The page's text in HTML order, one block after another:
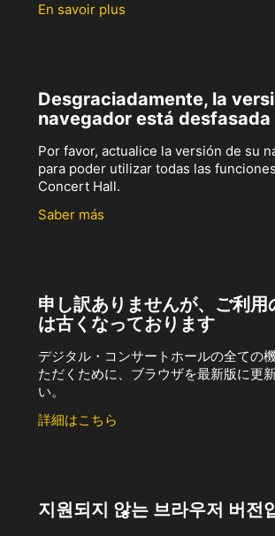
En savoir plus
Desgraciadamente, la
navegador está desfasada
Por favor, actualice la versión de su
para poder utilizar todas las
Concert Hall.
Saber más
申し訳ありませんが、ご利用
は古くなっております
デジタル・コンサートホールの全ての
ただくために、ブラウザを最新版に更
い。
詳細はこちら
지원되지 않는 브라우저 버전